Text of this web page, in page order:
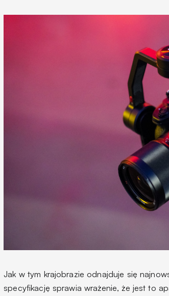
Jak w tym krajobrazie odnajduje się
specyfikację sprawia wrażenie, że jest to